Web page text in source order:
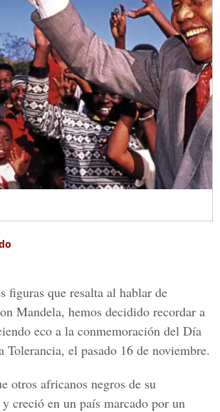
figuras que resalta al hablar de
Mandela, hemos decidido recordar a
eco a la conmemoración del Día
Tolerancia, el pasado 16 de noviembre.
otros africanos negros de su
creció en un país marcado por un